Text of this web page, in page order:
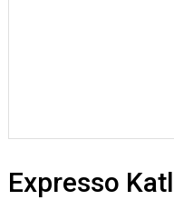
Expresso